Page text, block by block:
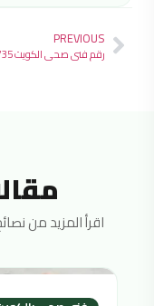
PREVIOUS
اقرأ المزيد من